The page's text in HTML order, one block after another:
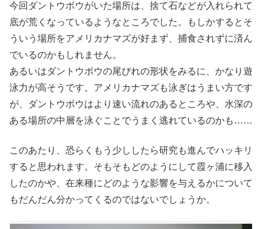
今回ダントウボウがいた場所は、捨て石などが入れられて
底が荒くなっているようなところでした。もしかするとそ
ういう場所をアメリカナマズが好まず、捕食されずに済ん
でいるのかもしれません。
あるいはダントウボウの尾びれの形状をみるに、かなり遊
泳力が高そうです。アメリカナマズも泳ぎはうまい方です
が、ダントウボウはより速い流れのあるところや、水深の
ある場所の中層を泳ぐことでうまく逃れているのかも……
このあたり、恐らくもう少ししたら研究も進んでハッキリ
すると思われます。そもそもどのようにして霞ヶ浦に移入
したのかや、在来種にどのような影響を与えるかについて
もだんだん分かってくるのではないでしょうか。